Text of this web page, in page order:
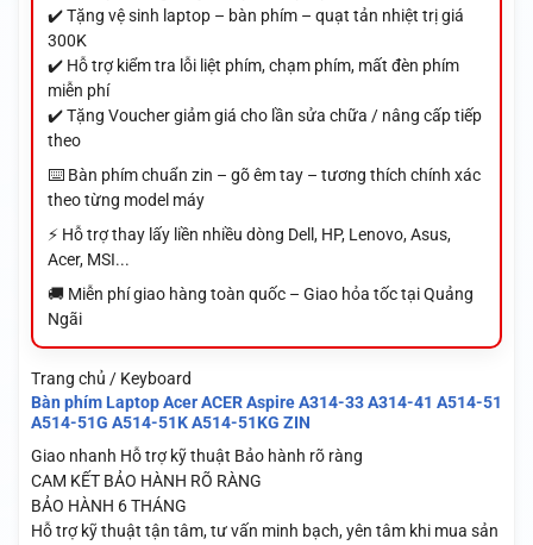
✔️ Tặng vệ sinh laptop – bàn phím – quạt tản nhiệt trị giá
300K
✔️ Hỗ trợ kiểm tra lỗi liệt phím, chạm phím, mất đèn phím
miễn phí
✔️ Tặng Voucher giảm giá cho lần sửa chữa / nâng cấp tiếp
theo
⌨️ Bàn phím chuẩn zin – gõ êm tay – tương thích chính xác
theo từng model máy
⚡ Hỗ trợ thay lấy liền nhiều dòng Dell, HP, Lenovo, Asus,
Acer, MSI...
🚚 Miễn phí giao hàng toàn quốc – Giao hỏa tốc tại Quảng
Ngãi
Trang chủ / Keyboard
Bàn phím Laptop Acer ACER Aspire A314-33 A314-41 A514-51
A514-51G A514-51K A514-51KG ZIN
Giao nhanh Hỗ trợ kỹ thuật Bảo hành rõ ràng
CAM KẾT BẢO HÀNH RÕ RÀNG
BẢO HÀNH 6 THÁNG
Hỗ trợ kỹ thuật tận tâm, tư vấn minh bạch, yên tâm khi mua sản